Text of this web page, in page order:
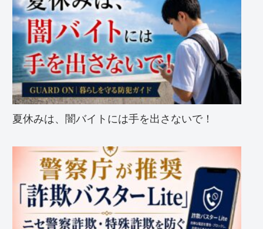
夏休みは、闇バイトには手を出さないで！